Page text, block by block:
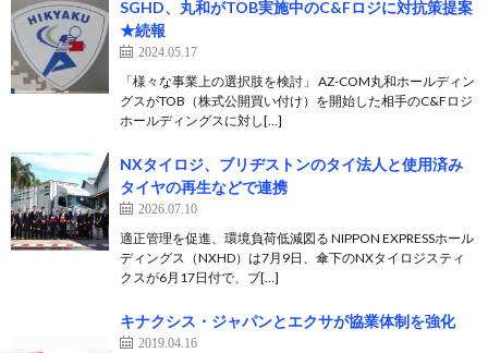
SGHD、丸和がTOB実施中のC&Fロジに対抗策提案
★続報
2024.05.17
「様々な事業上の選択肢を検討」 AZ-COM丸和ホールディン
グスがTOB（株式公開買い付け）を開始した相手のC&Fロジ
ホールディングスに対し[…]
NXタイロジ、ブリヂストンのタイ法人と使用済み
タイヤの再生などで連携
2026.07.10
適正管理を促進、環境負荷低減図る NIPPON EXPRESSホール
ディングス（NXHD）は7月9日、傘下のNXタイロジスティ
クスが6月17日付で、ブ[…]
キナクシス・ジャパンとエクサが協業体制を強化
2019.04.16